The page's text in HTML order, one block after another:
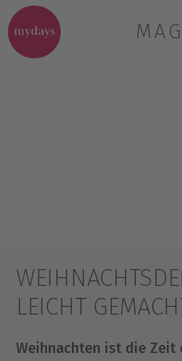
LEICHT
Weihnachten ist die Zeit